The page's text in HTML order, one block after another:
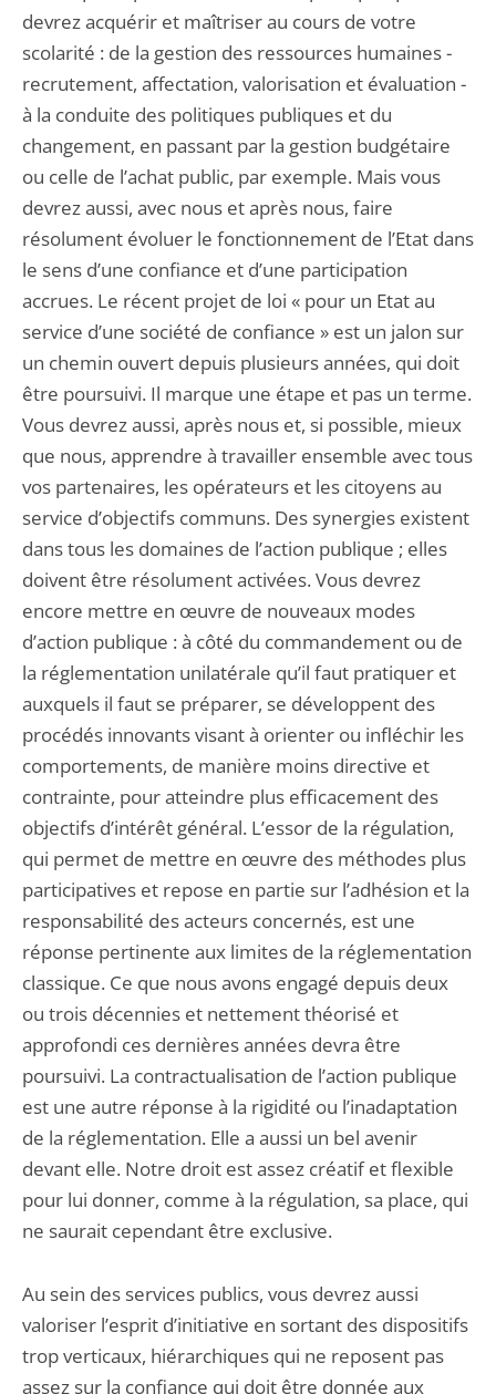
devrez acquérir et maîtriser au cours de votre
scolarité : de la gestion des ressources humaines -
recrutement, affectation, valorisation et évaluation -
à la conduite des politiques publiques et du
changement, en passant par la gestion budgétaire
ou celle de l’achat public, par exemple. Mais vous
devrez aussi, avec nous et après nous, faire
résolument évoluer le fonctionnement de l’Etat dans
le sens d’une confiance et d’une participation
accrues. Le récent projet de loi « pour un Etat au
service d’une société de confiance » est un jalon sur
un chemin ouvert depuis plusieurs années, qui doit
être poursuivi. Il marque une étape et pas un terme.
Vous devrez aussi, après nous et, si possible, mieux
que nous, apprendre à travailler ensemble avec tous
vos partenaires, les opérateurs et les citoyens au
service d’objectifs communs. Des synergies existent
dans tous les domaines de l’action publique ; elles
doivent être résolument activées. Vous devrez
encore mettre en œuvre de nouveaux modes
d’action publique : à côté du commandement ou de
la réglementation unilatérale qu’il faut pratiquer et
auxquels il faut se préparer, se développent des
procédés innovants visant à orienter ou infléchir les
comportements, de manière moins directive et
contrainte, pour atteindre plus efficacement des
objectifs d’intérêt général. L’essor de la régulation,
qui permet de mettre en œuvre des méthodes plus
participatives et repose en partie sur l’adhésion et la
responsabilité des acteurs concernés, est une
réponse pertinente aux limites de la réglementation
classique. Ce que nous avons engagé depuis deux
ou trois décennies et nettement théorisé et
approfondi ces dernières années devra être
poursuivi. La contractualisation de l’action publique
est une autre réponse à la rigidité ou l’inadaptation
de la réglementation. Elle a aussi un bel avenir
devant elle. Notre droit est assez créatif et flexible
pour lui donner, comme à la régulation, sa place, qui
ne saurait cependant être exclusive.
Au sein des services publics, vous devrez aussi
valoriser l’esprit d’initiative en sortant des dispositifs
trop verticaux, hiérarchiques qui ne reposent pas
assez sur la confiance qui doit être donnée aux